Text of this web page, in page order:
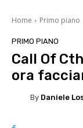
Home Primo piano
PRIMO PIANO
Call Of
ora
By Daniele